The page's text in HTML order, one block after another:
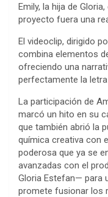
Emily, la hija de
proyecto fuera una
El videoclip, dirigido
combina elementos
ofreciendo una
perfectamente la letra
La participación de
marcó un hito en su
que también abrió la
química creativa con
poderosa que ya se
avanzadas con el
Gloria Estefan— para
promete fusionar los